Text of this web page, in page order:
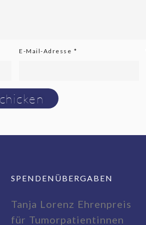
E-Mail-Adresse *
SPENDENÜBERGABEN
Tanja Lorenz Ehrenpreis
für Tumorpatientinnen